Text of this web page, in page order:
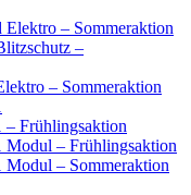
– Sommeraktion
–
– Sommeraktion
– Frühlingsaktion
Modul – Frühlingsaktion
– Sommeraktion